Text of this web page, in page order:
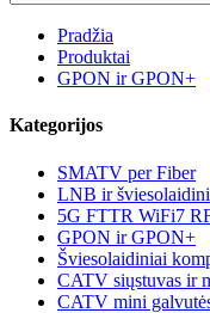
Pradžia
Produktai
GPON ir GPON+
Kategorijos
SMATV per Fiber
LNB ir
5G FTTR WiFi7
GPON ir GPON+
Šviesolaidiniai
CATV siųstuvas ir
CATV mini